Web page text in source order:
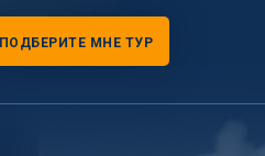
ПОДБЕРИТЕ МНЕ ТУР